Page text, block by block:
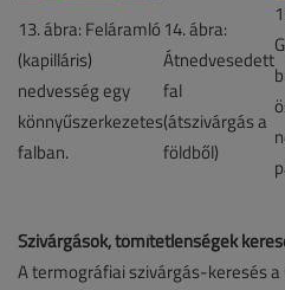
13. ábra: Feláramló
(kapilláris)
nedvesség egy
könnyűszerkezetes
falban.
14. ábra:
Átnedvesedett
fal
(átszivárgás a
földből)
Szivárgások, tömítetlenségek
A termográfiai szivárgás-keresés